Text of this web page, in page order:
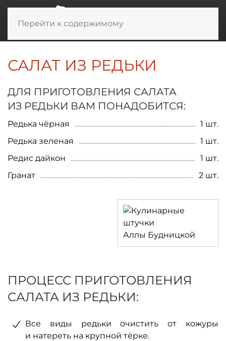
Перейти к содержимому
САЛАТ ИЗ РЕДЬКИ
ДЛЯ ПРИГОТОВЛЕНИЯ САЛАТА
ИЗ РЕДЬКИ ВАМ ПОНАДОБИТСЯ:
Редька чёрная
1 шт.
Редька зеленая
1 шт.
Редис дайкон
1 шт.
Гранат
2 шт.
ПРОЦЕСС ПРИГОТОВЛЕНИЯ
САЛАТА ИЗ РЕДЬКИ:
Все виды редьки очистить от кожуры
и натереть на крупной тёрке.